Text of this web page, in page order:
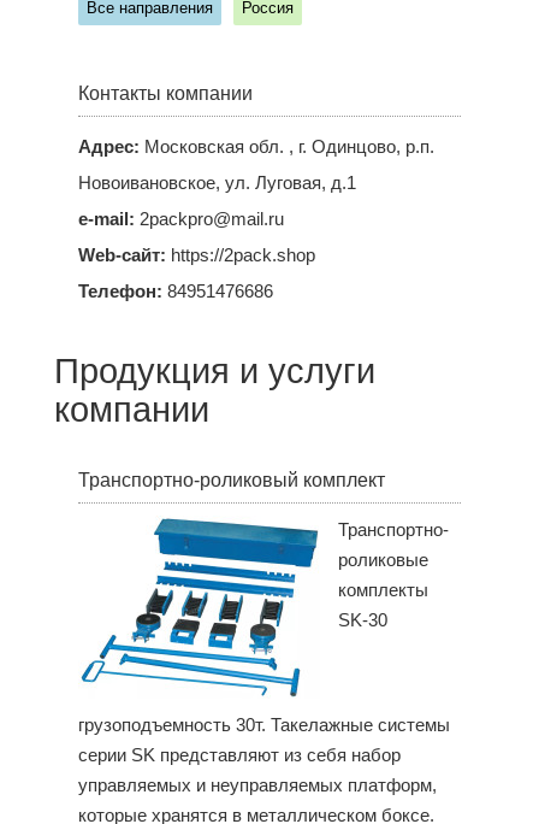
Все направления Россия
Контакты компании
Адрес: Московская обл. , г. Одинцово, р.п.
Новоивановское, ул. Луговая, д.1
e-mail: 2packpro@mail.ru
Web-сайт: https://2pack.shop
Телефон: 84951476686
Продукция и услуги
компании
Транспортно-роликовый комплект
Транспортно-
роликовые
комплекты
SK-30
грузоподъемность 30т. Такелажные системы
серии SK представляют из себя набор
управляемых и неуправляемых платформ,
которые хранятся в металлическом боксе.